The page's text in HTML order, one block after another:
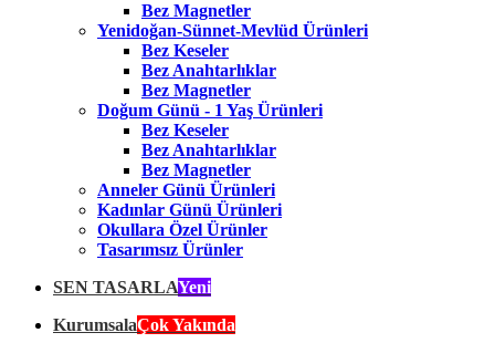
Bez Magnetler
Yenidoğan-Sünnet-Mevlüd Ürünleri
Bez Keseler
Bez Anahtarlıklar
Bez Magnetler
Doğum Günü - 1 Yaş Ürünleri
Bez Keseler
Bez Anahtarlıklar
Bez Magnetler
Anneler Günü Ürünleri
Kadınlar Günü Ürünleri
Okullara Özel Ürünler
Tasarımsız Ürünler
SEN TASARLAYeni
KurumsalaÇok Yakında